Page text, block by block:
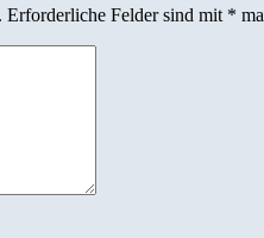
Erforderliche Felder sind mit *